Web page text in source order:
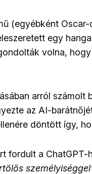
(egyébként
egy
volna,
arról számolt
az AI-
döntött így,
fordult a